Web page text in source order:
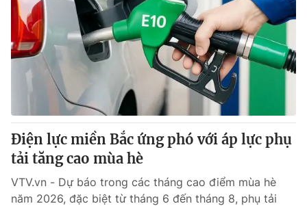
Điện lực miền Bắc ứng phó với áp lực phụ
tải tăng cao mùa hè
VTV.vn - Dự báo trong các tháng cao điểm mùa hè
năm 2026, đặc biệt từ tháng 6 đến tháng 8, phụ tải